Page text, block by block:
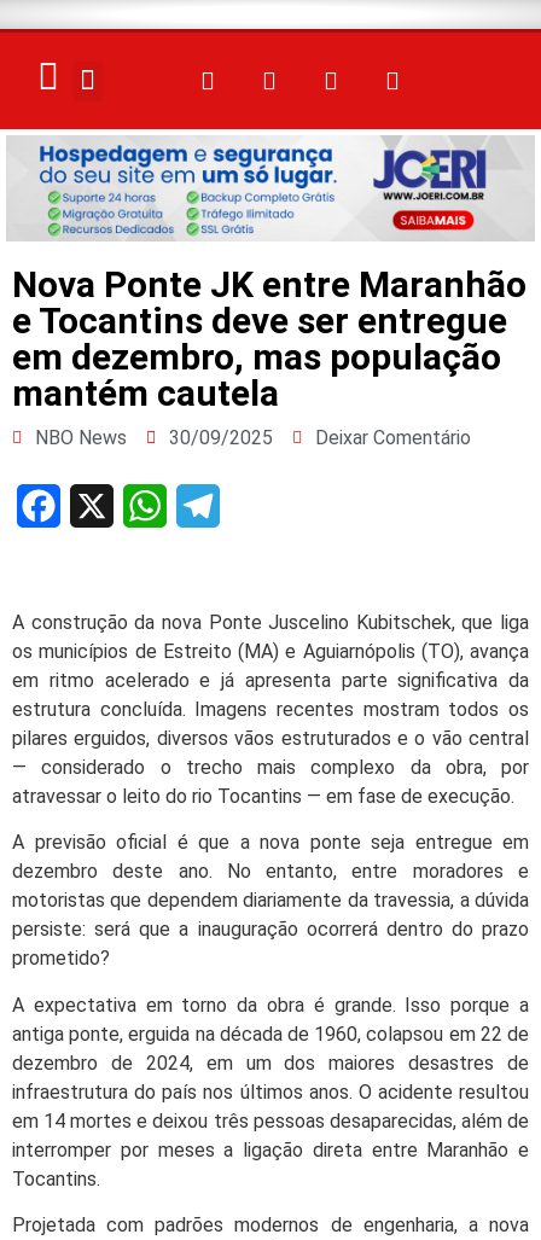
Nova Ponte JK entre Maranhão
e Tocantins deve ser entregue
em dezembro, mas população
mantém cautela
NBO News 30/09/2025 Deixar Comentário
Facebook WhatsApp
A construção da nova Ponte Juscelino Kubitschek, que liga
os municípios de Estreito (MA) e Aguiarnópolis (TO), avança
em ritmo acelerado e já apresenta parte significativa da
estrutura concluída. Imagens recentes mostram todos os
pilares erguidos, diversos vãos estruturados e o vão central
— considerado o trecho mais complexo da obra, por
atravessar o leito do rio Tocantins — em fase de execução.
A previsão oficial é que a nova ponte seja entregue em
dezembro deste ano. No entanto, entre moradores e
motoristas que dependem diariamente da travessia, a dúvida
persiste: será que a inauguração ocorrerá dentro do prazo
prometido?
A expectativa em torno da obra é grande. Isso porque a
antiga ponte, erguida na década de 1960, colapsou em 22 de
dezembro de 2024, em um dos maiores desastres de
infraestrutura do país nos últimos anos. O acidente resultou
em 14 mortes e deixou três pessoas desaparecidas, além de
interromper por meses a ligação direta entre Maranhão e
Tocantins.
Projetada com padrões modernos de engenharia, a nova